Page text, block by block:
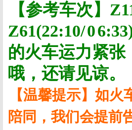
【参考车次】
Z61(22:10/0
的火车运力紧
哦，还请见谅。
【温馨提示】如
陪同，我们会提前